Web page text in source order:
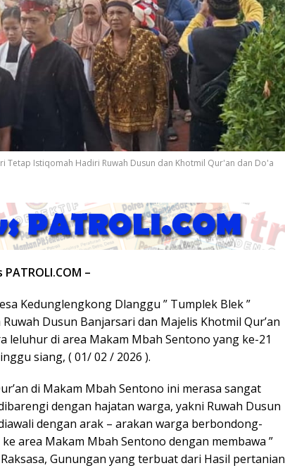
Tetap Istiqomah Hadiri Ruwah Dusun dan Khotmil Qur'an dan Do'a
–
Kedunglengkong Dlanggu ” Tumplek Blek ”
Dusun Banjarsari dan Majelis Khotmil Qur’an
leluhur di area Makam Mbah Sentono yang ke-21
siang, ( 01/ 02 / 2026 ).
di Makam Mbah Sentono ini merasa sangat
dengan hajatan warga, yakni Ruwah Dusun
dengan arak – arakan warga berbondong-
area Makam Mbah Sentono dengan membawa ”
Gunungan yang terbuat dari Hasil pertanian